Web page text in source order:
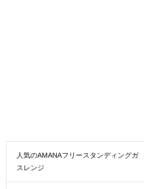
人気のAMANAフリースタンディングガ
スレンジ